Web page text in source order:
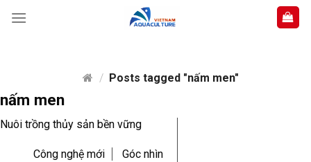
/ Posts tagged "nấm men"
nấm men
Nuôi trồng thủy sản bền vững
Công nghệ mới Góc nhìn